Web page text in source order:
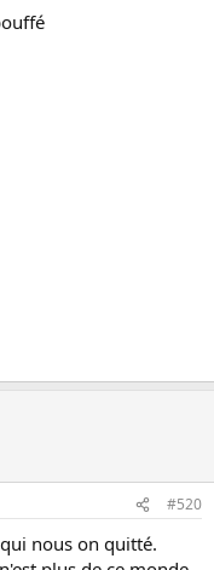
#520
nous on quitté.